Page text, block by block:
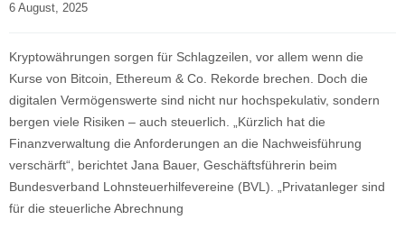
6 August, 2025
Kryptowährungen sorgen für Schlagzeilen, vor allem wenn die
Kurse von Bitcoin, Ethereum & Co. Rekorde brechen. Doch die
digitalen Vermögenswerte sind nicht nur hochspekulativ, sondern
bergen viele Risiken – auch steuerlich. „Kürzlich hat die
Finanzverwaltung die Anforderungen an die Nachweisführung
verschärft“, berichtet Jana Bauer, Geschäftsführerin beim
Bundesverband Lohnsteuerhilfevereine (BVL). „Privatanleger sind
für die steuerliche Abrechnung